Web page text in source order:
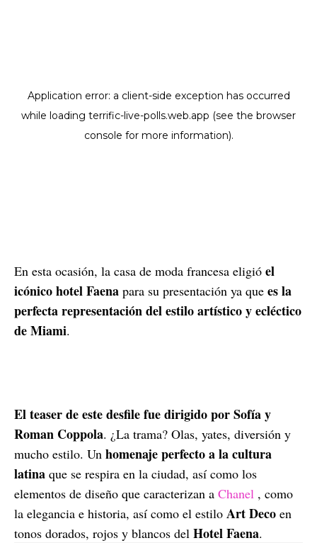
En esta ocasión, la casa de moda francesa eligió el
icónico hotel Faena para su presentación ya que es la
perfecta representación del estilo artístico y ecléctico
de Miami.
El teaser de este desfile fue dirigido por Sofía y
Roman Coppola. ¿La trama? Olas, yates, diversión y
mucho estilo. Un homenaje perfecto a la cultura
latina que se respira en la ciudad, así como los
elementos de diseño que caracterizan a Chanel , como
la elegancia e historia, así como el estilo Art Deco en
tonos dorados, rojos y blancos del Hotel Faena.